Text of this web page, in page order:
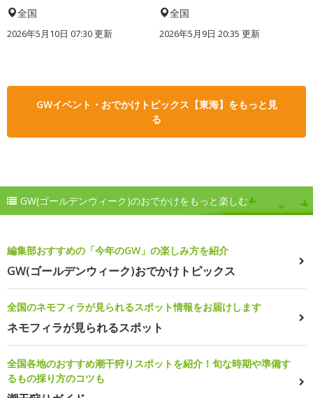
全国
2026年5月10日 07:30 更新
全国
2026年5月9日 20:35 更新
GWイベント・おでかけトピックス【東海】をもっと見
る
GW(ゴールデンウィーク)のおでかけをもっと楽しむ
編集部おすすめの「今年のGW」の楽しみ方を紹介
GW(ゴールデンウィーク)おでかけトピックス
全国のネモフィラが見られるスポット情報をお届けします
ネモフィラが見られるスポット
全国各地のおすすめ潮干狩りスポットを紹介！旬な時期や準備す
るもの採り方のコツも